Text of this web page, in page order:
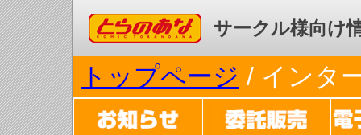
コミックとらのあな サークル様向け
トップページ / インタ